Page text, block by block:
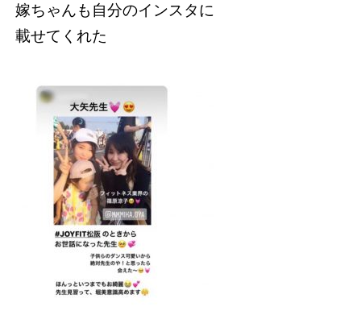
嫁ちゃんも自分のインスタに
載せてくれた